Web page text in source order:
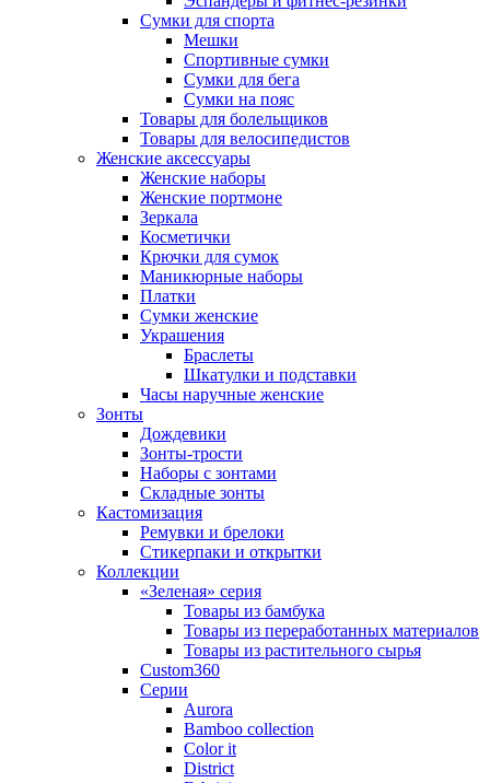
Сумки для спорта
Мешки
Спортивные сумки
Сумки для бега
Сумки на пояс
Товары для болельщиков
Товары для велосипедистов
Женские аксессуары
Женские наборы
Женские портмоне
Зеркала
Косметички
Крючки для сумок
Маникюрные наборы
Платки
Сумки женские
Украшения
Браслеты
Шкатулки и подставки
Часы наручные женские
Зонты
Дождевики
Зонты-трости
Наборы с зонтами
Складные зонты
Кастомизация
Ремувки и брелоки
Стикерпаки и открытки
Коллекции
«Зеленая» серия
Товары из бамбука
Товары из переработанных материалов
Товары из растительного сырья
Custom360
Серии
Aurora
Bamboo collection
Color it
District